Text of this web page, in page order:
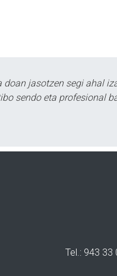
doan jasotzen segi ahal
sendo eta profesional
Tel.: 943 33